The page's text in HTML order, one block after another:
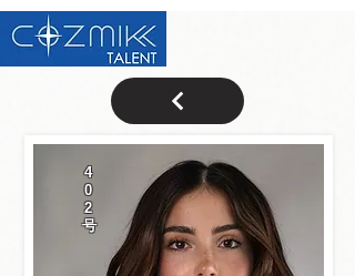
4
0
2
号